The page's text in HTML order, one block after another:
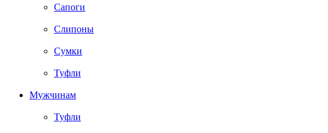
Сапоги
Слипоны
Сумки
Туфли
Мужчинам
Туфли